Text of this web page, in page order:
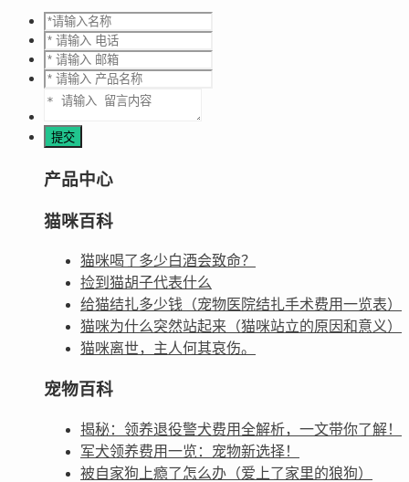
产品中心
猫咪百科
猫咪喝了多少白酒会致命？
捡到猫胡子代表什么
给猫结扎多少钱（宠物医院结扎手术费用一览表）
猫咪为什么突然站起来（猫咪站立的原因和意义）
猫咪离世，主人何其哀伤。
宠物百科
揭秘：领养退役警犬费用全解析，一文带你了解！
军犬领养费用一览：宠物新选择！
被自家狗上瘾了怎么办（爱上了家里的狼狗）